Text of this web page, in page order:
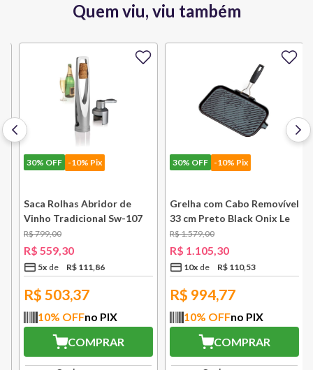
Quem viu, viu também
30%OFF -10% Pix
Saca Rolhas Abridor de
Vinho Tradicional Sw-107
Ply Le Creuset
R$799,00
R$559,30
5 x R$111,86
R$503,37
10% OFFno PIX
COMPRAR
30%OFF -10% Pix
Grelha com Cabo Removível
33 cm Preto Black Onix Le
Creuset
R$1.579,00
R$1.105,30
10x R$110,53
R$994,77
10% OFFno PIX
COMPRAR